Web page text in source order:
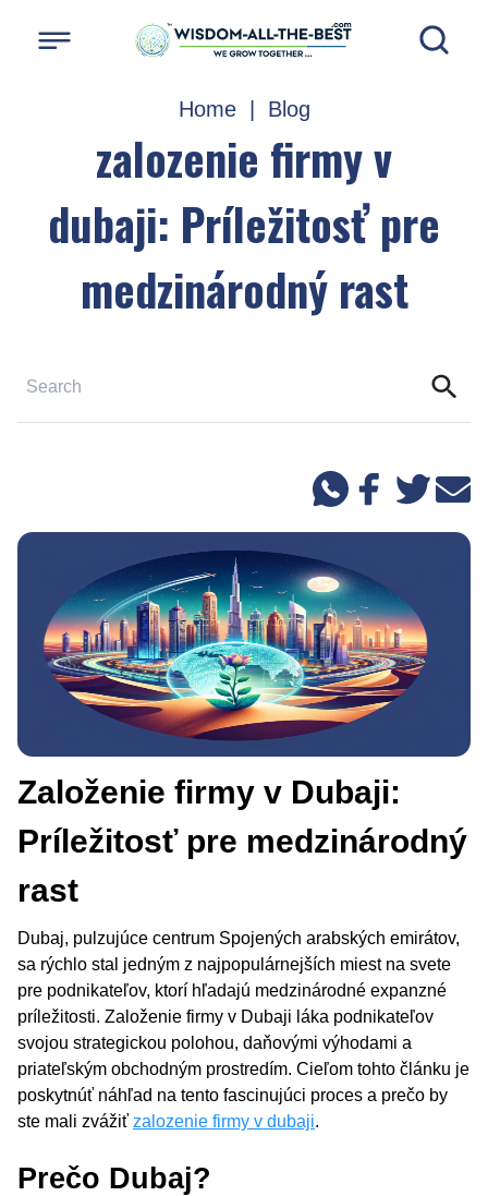
Home| Blog
zalozenie firmy v
dubaji: Príležitosť pre
medzinárodný rast
Založenie firmy v Dubaji:
Príležitosť pre medzinárodný
rast
Dubaj, pulzujúce centrum Spojených arabských emirátov,
sa rýchlo stal jedným z najpopulárnejších miest na svete
pre podnikateľov, ktorí hľadajú medzinárodné expanzné
príležitosti. Založenie firmy v Dubaji láka podnikateľov
svojou strategickou polohou, daňovými výhodami a
priateľským obchodným prostredím. Cieľom tohto článku je
poskytnúť náhľad na tento fascinujúci proces a prečo by
ste mali zvážiť zalozenie firmy v dubaji.
Prečo Dubaj?